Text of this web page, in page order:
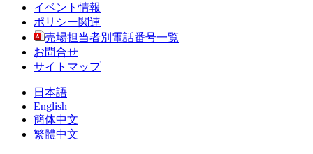
イベント情報
ポリシー関連
売場担当者別電話番号一覧
お問合せ
サイトマップ
日本語
English
簡体中文
繁體中文